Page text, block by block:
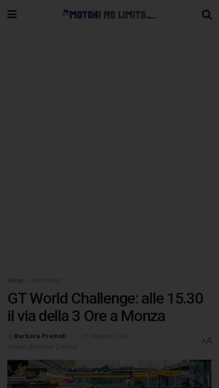
Home
GT World Challenge: alle 15.30
il via della 3 Ore a Monza
Barbara Premoli
AA